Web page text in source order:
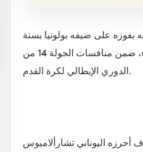
بفوزه على ضيفه بولونيا بستة
أهداف لواحد، الأربعاء، ضمن منافسات الجولة 14 من
الدوري الإيطالي لكرة القدم.
أحرزه اليوناني تشارألامبوس